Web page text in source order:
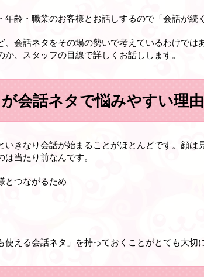
齢・職業のお客様とお話しするので「会話が続
会話ネタをその場の勢いで考えているわけでは
、スタッフの目線で詳しくお話しします。
会話ネタで悩みやすい理由
きなり会話が始まることがほとんどです。顔は
当たり前なんです。
とつながるため
える会話ネタ」を持っておくことがとても大切